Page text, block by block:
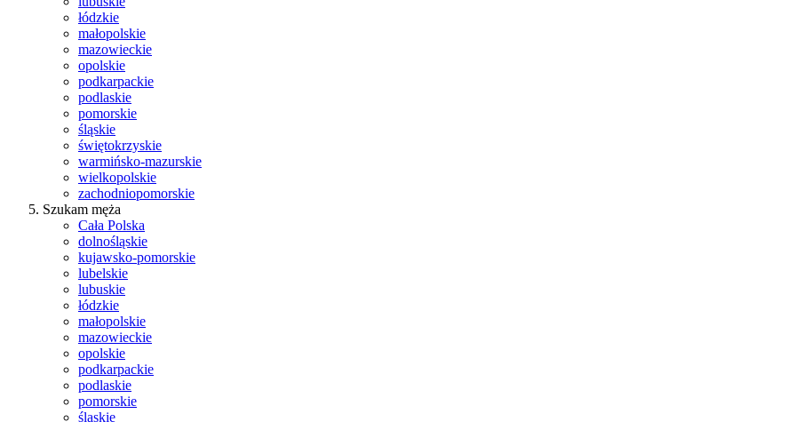
łódzkie
małopolskie
mazowieckie
opolskie
podkarpackie
podlaskie
pomorskie
śląskie
świętokrzyskie
warmińsko-mazurskie
wielkopolskie
zachodniopomorskie
Szukam męża
Cała Polska
dolnośląskie
kujawsko-pomorskie
lubelskie
lubuskie
łódzkie
małopolskie
mazowieckie
opolskie
podkarpackie
podlaskie
pomorskie
śląskie